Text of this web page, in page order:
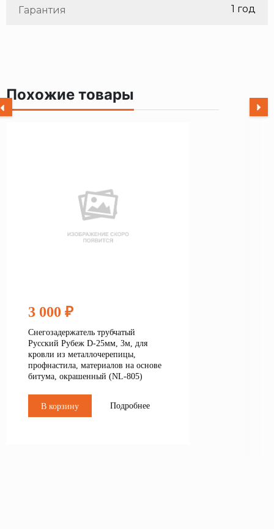
Гарантия 1 год
Похожие товары
3 000 ₽
Снегозадержатель трубчатый
Русский Рубеж D-25мм, 3м, для
кровли из металлочерепицы,
профнастила, материалов на основе
битума, окрашенный (NL-805)
В корзину Подробнее